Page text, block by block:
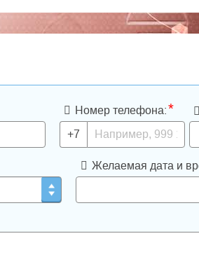
Номер телефона:*
+7
Желаемая дата и